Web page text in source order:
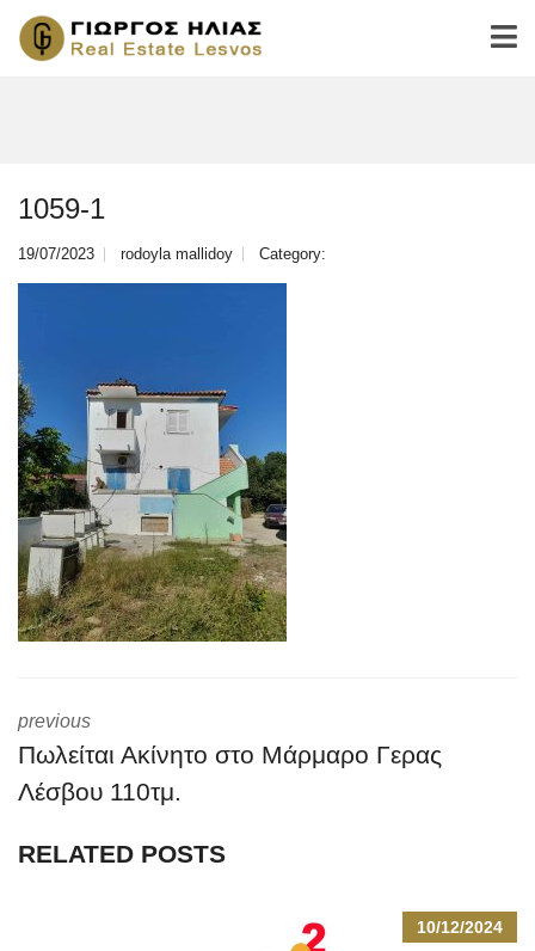
1059-1
19/07/2023 rodoyla mallidoy Category:
previous
Πωλείται Ακίνητο στο Μάρμαρο Γερας
Λέσβου 110τμ.
RELATED POSTS
10/12/2024